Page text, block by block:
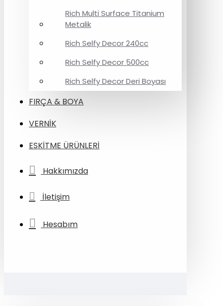
Rich Multi Surface Titanium
Metalik
Rich Selfy Decor 240cc
Rich Selfy Decor 500cc
Rich Selfy Decor Deri Boyası
FIRÇA & BOYA
VERNİK
ESKİTME ÜRÜNLERİ
Hakkımızda
İletişim
Hesabım